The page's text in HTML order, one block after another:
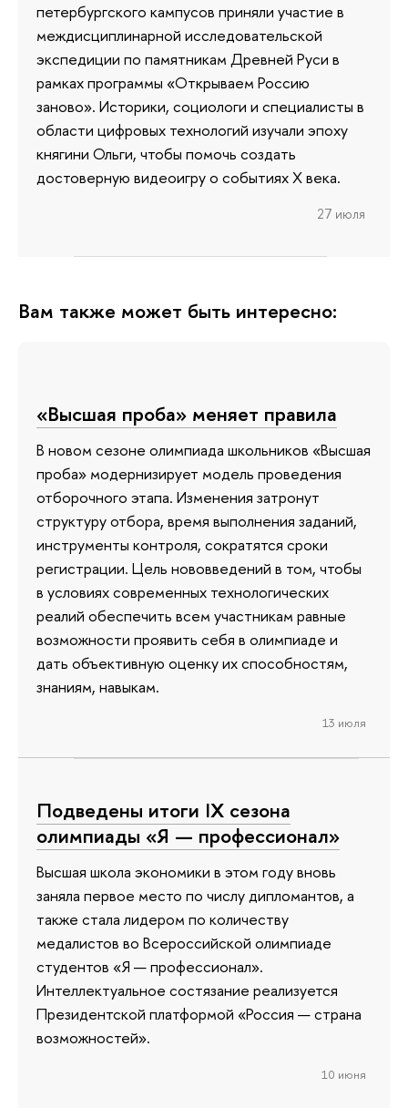
петербургского кампусов приняли участие в
междисциплинарной исследовательской
экспедиции по памятникам Древней Руси в
рамках программы «Открываем Россию
заново». Историки, социологи и специалисты в
области цифровых технологий изучали эпоху
княгини Ольги, чтобы помочь создать
достоверную видеоигру о событиях X века.
27 июля
Вам также может быть интересно:
«Высшая проба» меняет правила
В новом сезоне олимпиада школьников «Высшая
проба» модернизирует модель проведения
отборочного этапа. Изменения затронут
структуру отбора, время выполнения заданий,
инструменты контроля, сократятся сроки
регистрации. Цель нововведений в том, чтобы
в условиях современных технологических
реалий обеспечить всем участникам равные
возможности проявить себя в олимпиаде и
дать объективную оценку их способностям,
знаниям, навыкам.
13 июля
Подведены итоги IX сезона
олимпиады «Я — профессионал»
Высшая школа экономики в этом году вновь
заняла первое место по числу дипломантов, а
также стала лидером по количеству
медалистов во Всероссийской олимпиаде
студентов «Я — профессионал».
Интеллектуальное состязание реализуется
Президентской платформой «Россия — страна
возможностей».
10 июня